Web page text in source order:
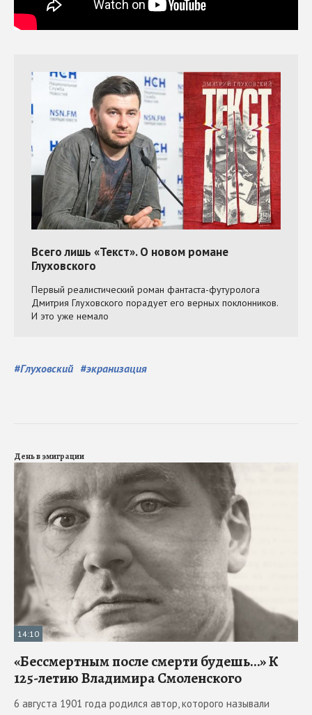
#Глуховский #экранизация
День в эмиграции
14:10
«Бессмертным после смерти будешь…» К
125-летию Владимира Смоленского
6 августа 1901 года родился автор, которого называли